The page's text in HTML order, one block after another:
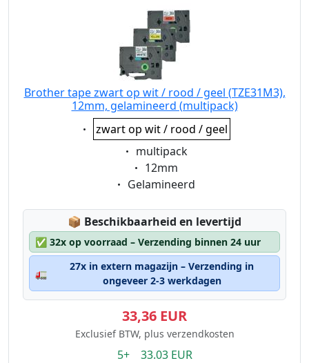
Brother tape zwart op wit / rood / geel (TZE31M3),
12mm, gelamineerd (multipack)
Eigenschaft:
zwart op wit / rood / geel
Eigenschaft:
multipack
Eigenschaft:
12mm
Eigenschaft:
Gelamineerd
📦 Lagerstatus:
Beschikbaarheid en levertijd
✅ 32x op voorraad – Verzending binnen 24 uur
🚛
27x in extern magazijn – Verzending in
ongeveer 2-3 werkdagen
33,36 EUR
Exclusief BTW, plus verzendkosten
5+ 33.03 EUR